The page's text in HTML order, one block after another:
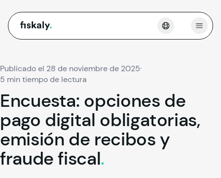
fiskaly. Abrir
Publicado el 28 de noviembre de 2025·
5 min tiempo de lectura
Encuesta: opciones de
pago digital obligatorias,
emisión de recibosy
fraude fiscal.